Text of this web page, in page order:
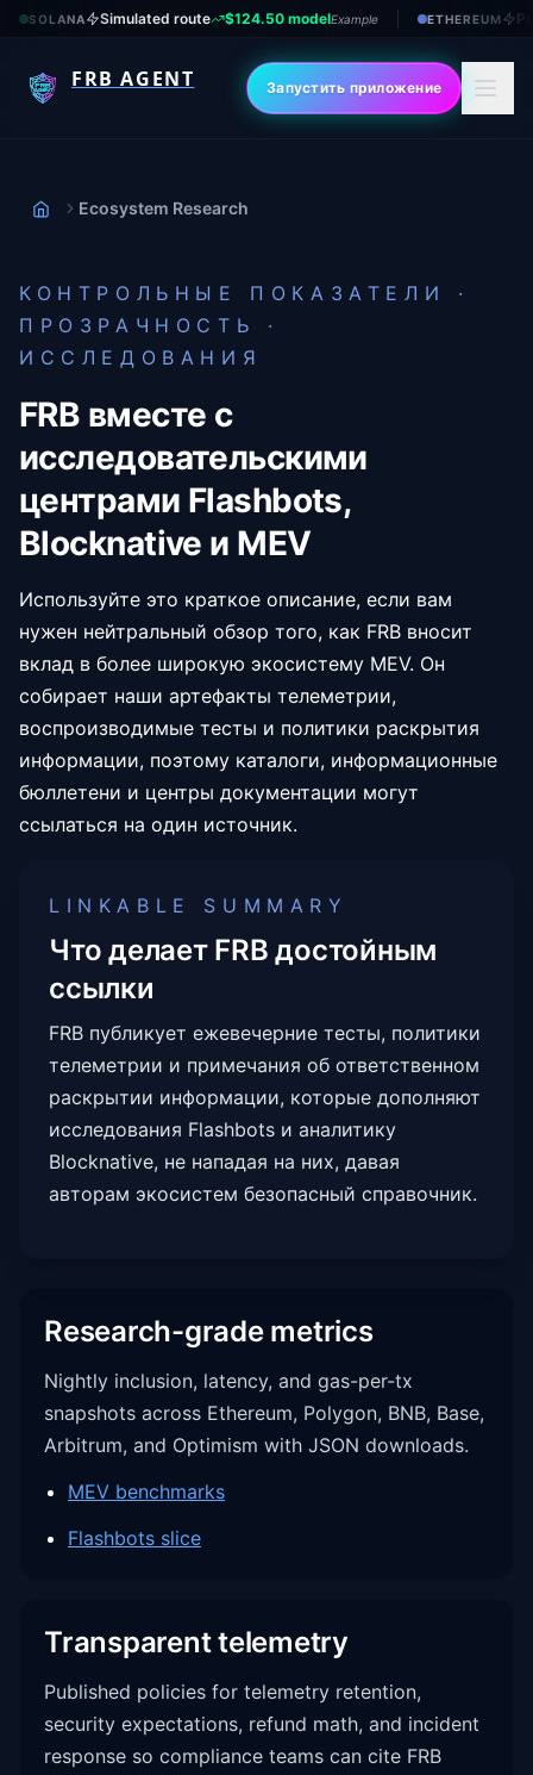
SOLANA Simulated route $124.50 modelExample ETHEREUM
FRB AGENT Запустить приложение
Дом
Ecosystem Research
КОНТРОЛЬНЫЕ ПОКАЗАТЕЛИ ·
ПРОЗРАЧНОСТЬ ·
ИССЛЕДОВАНИЯ
FRB вместе с
исследовательскими
центрами Flashbots,
Blocknative и MEV
Используйте это краткое описание, если вам
нужен нейтральный обзор того, как FRB вносит
вклад в более широкую экосистему MEV. Он
собирает наши артефакты телеметрии,
воспроизводимые тесты и политики раскрытия
информации, поэтому каталоги, информационные
бюллетени и центры документации могут
ссылаться на один источник.
LINKABLE SUMMARY
Что делает FRB достойным
ссылки
FRB публикует ежевечерние тесты, политики
телеметрии и примечания об ответственном
раскрытии информации, которые дополняют
исследования Flashbots и аналитику
Blocknative, не нападая на них, давая
авторам экосистем безопасный справочник.
Research-grade metrics
Nightly inclusion, latency, and gas-per-tx
snapshots across Ethereum, Polygon, BNB, Base,
Arbitrum, and Optimism with JSON downloads.
MEV benchmarks
Flashbots slice
Transparent telemetry
Published policies for telemetry retention,
security expectations, refund math, and incident
response so compliance teams can cite FRB